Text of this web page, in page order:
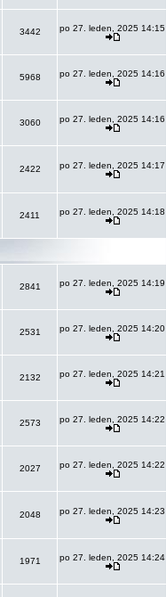
3442 po 27. leden, 2025 14:15
5968 po 27. leden, 2025 14:16
3060 po 27. leden, 2025 14:16
2422 po 27. leden, 2025 14:17
2411 po 27. leden, 2025 14:18
2841 po 27. leden, 2025 14:19
2531 po 27. leden, 2025 14:20
2132 po 27. leden, 2025 14:21
2573 po 27. leden, 2025 14:22
2027 po 27. leden, 2025 14:22
2048 po 27. leden, 2025 14:23
1971 po 27. leden, 2025 14:24